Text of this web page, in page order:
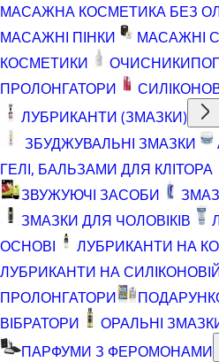
МАСАЖНА КОСМЕТИКА БЕЗ
МАСАЖНІ ПІНКИ
МАСАЖНІ
КОСМЕТИКИ
ОЧИСНИКИ
ПРОЛОНГАТОРИ
ЛУБРИКАНТИ (ЗМАЗКИ)
ЗБУДЖУВАЛЬНІ ЗМАЗКИ
ГЕЛІ, БАЛЬЗАМИ ДЛЯ КЛІТОРА
ЗВУЖУЮЧІ ЗАСОБИ
ЗМАЗКИ ДЛЯ ЧОЛОВІКІВ
ОСНОВІ
ЛУБРИКАНТИ НА
ЛУБРИКАНТИ НА
ПРОЛОНГАТОРИ
ВІБРАТОРИ
ОРАЛЬНІ
ПАРФУМИ З ФЕРОМОНАМИ